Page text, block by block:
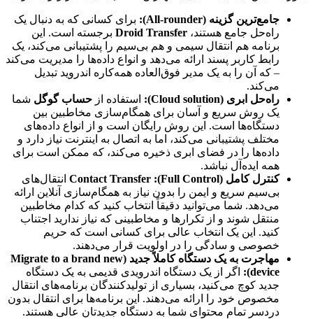
جامع‌ترین گزینه (All-rounder):
برای کسانی که به دنبال یک
راه‌حل جامع هستند، Droid Transfer برجسته است. این
برنامه هم انتقال سیمی و هم بی‌سیم را پشتیبانی می‌کند، یک
رابط کاربر پسند ارائه می‌دهد و انواع داده‌ها را مدیریت می‌کند
– که آن را به یک مدیر فوق‌العاده همه‌کاره اندروید تبدیل
می‌کند.
راه‌حل ابری (Cloud solution):
استفاده از حساب گوگل شما
یک روش سریع و آسان برای همگام‌سازی مخاطبین بین
دستگاه‌ها است. این روش رایگان است و از انواع داده‌های
مختلف پشتیبانی می‌کند، اما به اتصال به اینترنت نیاز دارد و
داده‌ها را در فضای ابری ذخیره می‌کند، که ممکن است برای
همه ایده‌آل نباشد.
کنترل کامل (Full Control):
Contact Transfer انتقال‌های
بی‌سیم سریع و ایمن را بدون نیاز به همگام‌سازی آنلاین ارائه
می‌دهد. شما می‌توانید دقیقاً انتخاب کنید که کدام مخاطبین
منتقل شوند و از تکرارها و مخاطبینی که نیاز ندارید اجتناب
کنید. این یک انتخاب عالی برای کسانی است که حریم
خصوصی و سادگی را در اولویت قرار می‌دهند.
مهاجرت به یک دستگاه کاملاً جدید (Migrate to a brand new
device):
اگر از یک دستگاه اندرویدی قدیمی به یک دستگاه
جدید کوچ می‌کنید، بسیاری از تولیدکنندگان برنامه‌های انتقال
مخصوص خود را ارائه می‌دهند. این برنامه‌ها برای انتقال بدون
دردسر تمام محتوای شما به دستگاه جدیدتان عالی هستند.